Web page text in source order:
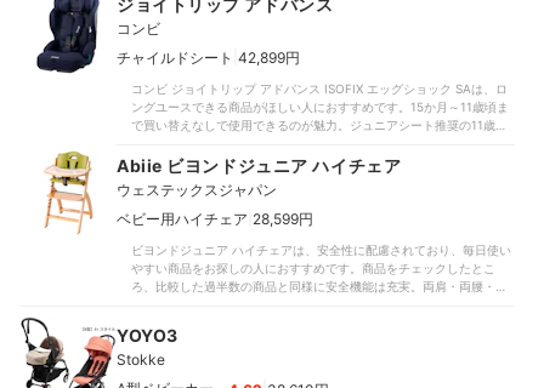
コンビ
チャイルドシート 42,899円
コンビ ジョイトリップ アドバンス ISOFIX エッグショック SAは、ロ
ングユースできる商品がほしい人におすすめです。15か月～11歳頃ま
で買い替えなしで使用できるのが魅力。ジュニアシート推奨の11歳頃
ートからの乗り換えや第2子以降の買い替え用にぴったりです。安全基
準は最新のR129に適合。前後だけでなく側面の衝撃テストも行ってい
ます。ヘッド部分にはエッグショックと呼ばれる衝撃吸収素材を採
用。ただし、比較したCybex「シローナ Gi i-Size」やマキシコシ「ス
ISOFIX式のため、車の固定金具と本体コネクターを連結するだけで簡
単に設置が可能。フックに掛けるトップテザーもついており、「ブレ
ずに固定できる」との口コミどおり、しっかり取りつけられました。
構造で、謳い文句どおり通気性は良好です。電気あんかを10分間乗せ
たところ、温度は13.8℃しか上昇しませんでした。カバー類はパーツ
が多いものの、着脱しやすく洗濯機で丸洗いも可能。コンパクトに折
Abiie ビヨンドジュニア ハイチェア
ウェステックスジャパン
ベビー用ハイチェア 28,599円
ビヨンドジュニア ハイチェアは、安全性に配慮されており、毎日使い
やすい商品をお探しの人におすすめです。商品をチェックしたとこ
ろ、比較した過半数の商品と同様に安全機能は充実。両肩・両腰・股
を防ぎやすいでしょう。脚とフレームが一体型で、椅子がガタガタし
にくいのもポイントです。床との接地面積が広く、底面にはグリップ
YOYO3
Stokke